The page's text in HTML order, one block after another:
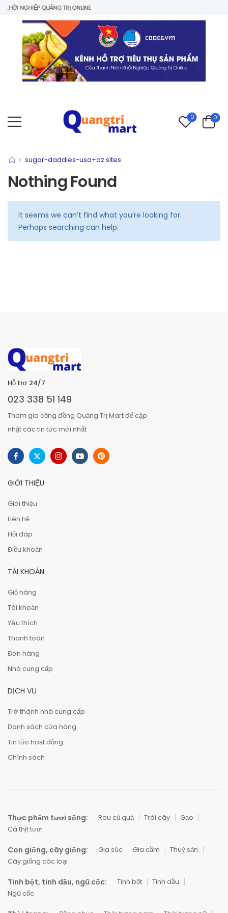
NGHIỆP QUẢNG TRỊ ONLINE
0 0
> sugar-daddies-usa+az sites
Nothing Found
It seems we can’t find what you’re looking for.
Perhaps searching can help.
Hỗ trợ 24/7
023 338 51 149
Tham gia cộng đồng Quảng Trị Mart để cập
nhật các tin tức mới nhất
GIỚI THIỆU
Giới thiệu
Liên hệ
Hỏi đáp
Điều khoản
TÀI KHOẢN
Giỏ hàng
Tài khoản
Yêu thích
Thanh toán
Đơn hàng
Nhà cung cấp
DỊCH VỤ
Trở thành nhà cung cấp
Danh sách cửa hàng
Tin tức hoạt động
Chính sách
Thực phẩm tươi sống: Rau củ quả Trái cây
Gạo
Cá thịt tươi
Con giống, cây giống: Gia súc Gia cầm
Thuỷ sản
Cây giống các loại
Tinh bột, tinh dầu, ngũ cốc: Tinh bột
Tinh dầu
Ngũ cốc